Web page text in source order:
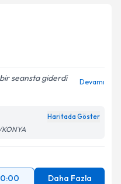
bir seansta giderdi
Devamı
Haritada Göster
KONYA
Daha Fazla